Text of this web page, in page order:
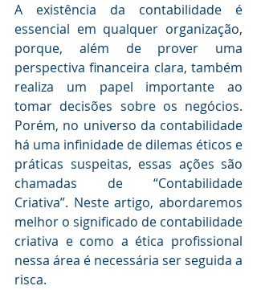
A existência da contabilidade é
essencial em qualquer organização,
porque, além de prover uma
perspectiva financeira clara, também
realiza um papel importante ao
tomar decisões sobre os negócios.
Porém, no universo da contabilidade
há uma infinidade de dilemas éticos e
práticas suspeitas, essas ações são
chamadas de “Contabilidade
Criativa”. Neste artigo, abordaremos
melhor o significado de contabilidade
criativa e como a ética profissional
nessa área é necessária ser seguida a
risca.